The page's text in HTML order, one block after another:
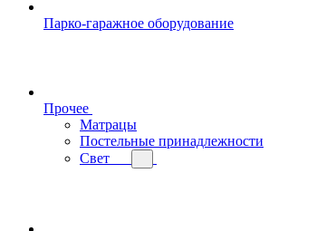
Парко-гаражное оборудование
Прочее
Матрацы
Постельные принадлежности
Свет